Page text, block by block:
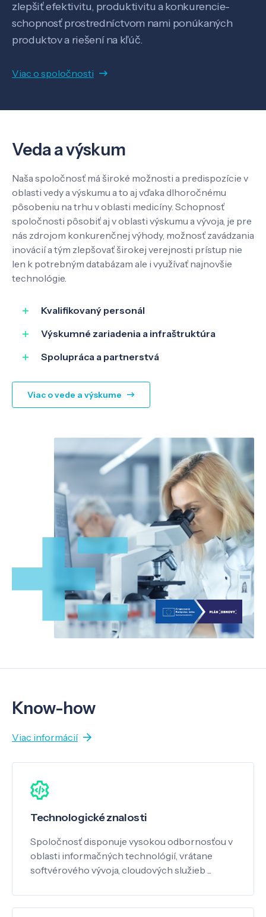
Veda a výskum
Pôsobenie
Know-how
O nás
Kontakt
zlepšiť efektivitu, produktivitu a konkurencie-
schopnosť prostredníctvom nami ponúkaných
produktov a riešení na kľúč.
Viac o spoločnosti
Veda a výskum
Naša spoločnosť má široké možnosti a predispozície v
oblasti vedy a výskumu a to aj vďaka dlhoročnému
pôsobeniu na trhu v oblasti medicíny. Schopnosť
spoločnosti pôsobiť aj v oblasti výskumu a vývoja, je pre
nás zdrojom konkurenčnej výhody, možnosť zavádzania
inovácií a tým zlepšovať širokej verejnosti prístup nie
len k potrebným databázam ale i využívať najnovšie
technológie.
Kvalifikovaný personál
Výskumné zariadenia a infraštruktúra
Spolupráca a partnerstvá
Viac o vede a výskume
Know-how
Viac informácií
Technologické znalosti
Spoločnosť disponuje vysokou odbornosťou v
oblasti informačných technológií, vrátane
softvérového vývoja, cloudových služieb ...